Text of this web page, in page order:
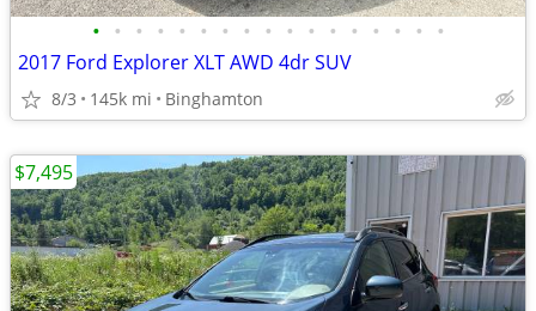
• • • • • • • • • • • • • • • • •
2017 Ford Explorer XLT AWD 4dr SUV
8/3 145k mi Binghamton
$7,495